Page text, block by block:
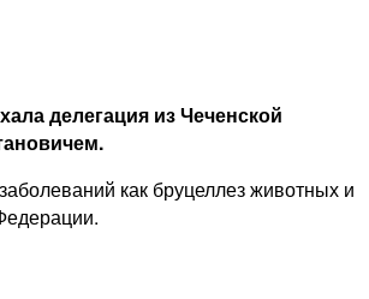
делегация из Чеченской
как бруцеллез животных и